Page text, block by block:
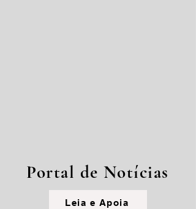
Portal de Notícias
Leia e Apoia